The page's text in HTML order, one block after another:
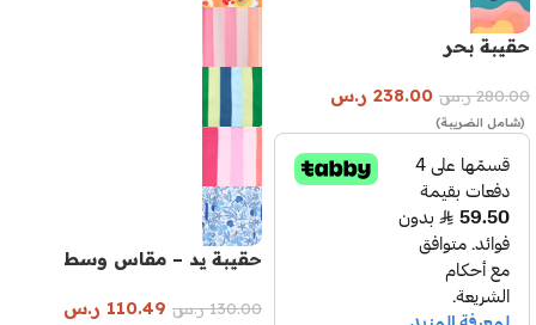
حقيبة بحر
280.00 ر.س 238.00 ر.س
(شامل الضريبة)
حقيبة يد – مقاس وسط
130.00 ر.س 110.49 ر.س